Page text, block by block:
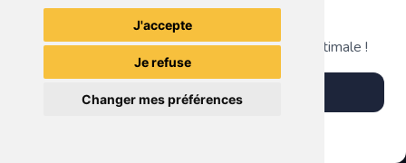
J'accepte
Je refuse
Changer mes préférences
TheGamingR83
Grenier du Geek
Télécharge notre app pour une expérience optimale !
Télécharger l'app